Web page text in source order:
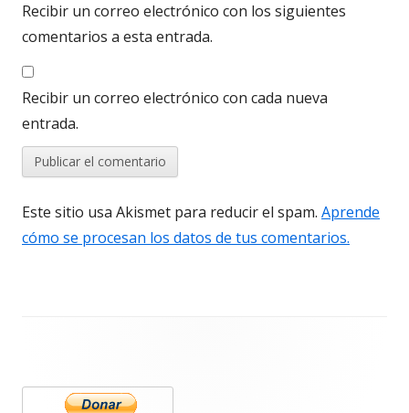
Recibir un correo electrónico con los siguientes
comentarios a esta entrada.
Recibir un correo electrónico con cada nueva
entrada.
Este sitio usa Akismet para reducir el spam. Aprende
cómo se procesan los datos de tus comentarios.
lateral